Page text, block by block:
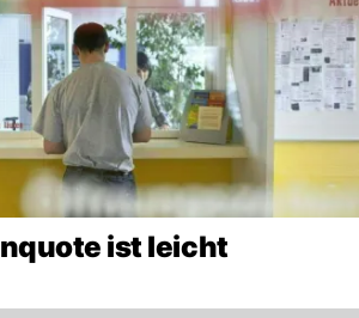
ist leicht